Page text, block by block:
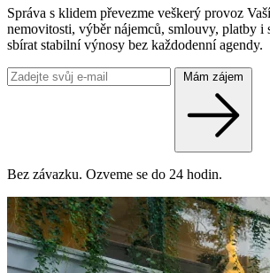
Správa s klidem převezme veškerý provoz
nemovitosti, výběr nájemců, smlouvy, platby i
sbírat stabilní výnosy bez každodenní agendy.
Mám zájem
Bez závazku. Ozveme se do 24 hodin.